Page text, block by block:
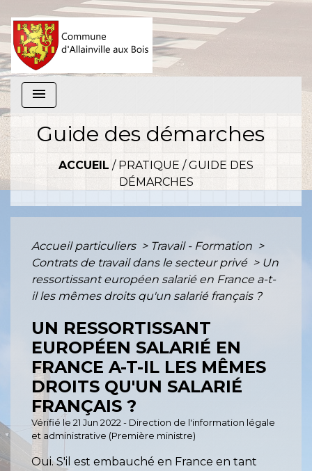
menu
Guide des démarches
ACCUEIL / PRATIQUE /GUIDE DES
DÉMARCHES
Accueil particuliers > Travail - Formation >
Contrats de travail dans le secteur privé > Un
ressortissant européen salarié en France a-t-
il les mêmes droits qu'un salarié français ?
UN RESSORTISSANT
EUROPÉEN SALARIÉ EN
FRANCE A-T-IL LES MÊMES
DROITS QU'UN SALARIÉ
FRANÇAIS ?
Vérifié le 21 Jun 2022 - Direction de l'information légale
et administrative (Première ministre)
Oui. S'il est embauché en France en tant